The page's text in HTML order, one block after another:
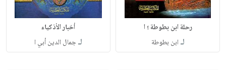
رحلة ابن بطوطة ؛ ا
لـ ابن بطوطة
أخبار الأذكياء
لـجمال الدين أبي ا